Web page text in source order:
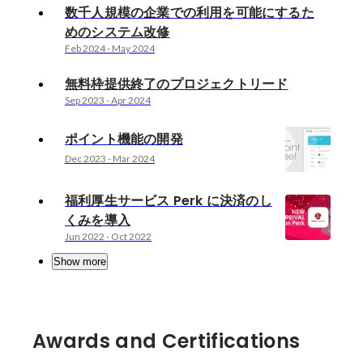
数千人規模の企業での利用を可能にするた
めのシステム改修
Feb 2024- May 2024
無料枠提供終了のプロジェクトリード
Sep 2023 -Apr 2024
ポイント機能の開発
Dec 2023 - Mar 2024
福利厚生サービス Perk に決済のし
くみを導入
Jun 2022 - Oct 2022
Show more
Awards and Certifications